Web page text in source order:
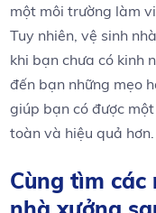
một môi trường làm
Tuy nhiên, vệ sinh
khi bạn chưa có kinh
đến bạn những mẹo
giúp bạn có được
toàn và hiệu quả hơn.
Cùng tìm các